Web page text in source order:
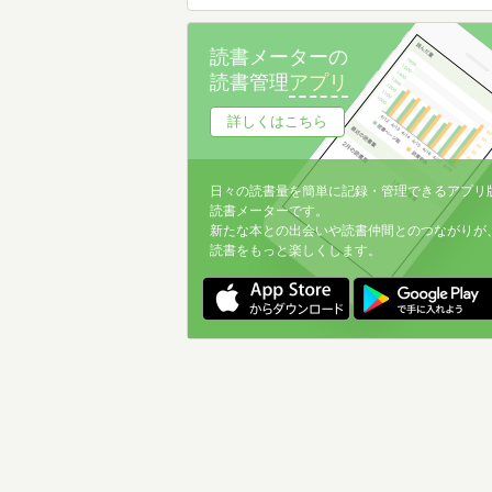
読書メーターの
読書管理アプリ
詳しくはこちら
日々の読書量を簡単に記録・管理できるアプリ
読書メーターです。
新たな本との出会いや読書仲間とのつながりが
読書をもっと楽しくします。